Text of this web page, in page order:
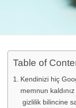
Table of
Kendinizi hiç
memnun kaldınız
gizlilik bilincine